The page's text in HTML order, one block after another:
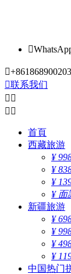


联系我们
 
 
首頁
西藏旅游
¥
¥
¥
¥ 面
新疆旅游
¥
¥
¥
¥
中国热门